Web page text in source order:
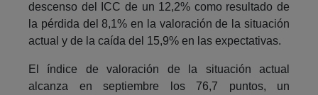
descenso del ICC de un 12,2% como resultado de
la pérdida del 8,1% en la valoración de la situación
actual y de la caída del 15,9% en las expectativas.
El índice de valoración de la situación actual
alcanza en septiembre los 76,7 puntos, un